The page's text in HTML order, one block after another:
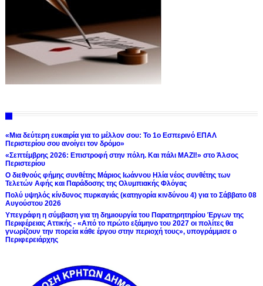
«Μια δεύτερη ευκαιρία για το μέλλον σου: Το 1ο Εσπερινό ΕΠΑΛ
Περιστερίου σου ανοίγει τον δρόμο»
«Σεπτέμβρης 2026: Επιστροφή στην πόλη. Και πάλι ΜΑΖΙ!» στο Άλσος
Περιστερίου
Ο διεθνούς φήμης συνθέτης Μάριος Ιωάννου Ηλία νέος συνθέτης των
Τελετών Αφής και Παράδοσης της Ολυμπιακής Φλόγας
Πολύ υψηλός κίνδυνος πυρκαγιάς (κατηγορία κινδύνου 4) για το Σάββατο 08
Αυγούστου 2026
Υπεγράφη η σύμβαση για τη δημιουργία του Παρατηρητηρίου Έργων της
Περιφέρειας Αττικής - «Από το πρώτο εξάμηνο του 2027 οι πολίτες θα
γνωρίζουν την πορεία κάθε έργου στην περιοχή τους», υπογράμμισε ο
Περιφερειάρχης